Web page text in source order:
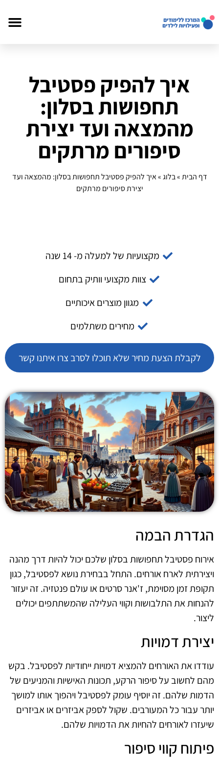
איך להפיק פסטיבל
תחפושות בסלון:
מהמצאה ועד יצירת
סיפורים מרתקים
דף הבית»בלוג»איך להפיק פסטיבל תחפושות בסלון: מהמצאה ועד
יצירת סיפורים מרתקים
מקצועיות של למעלה מ- 14 שנה
צוות מקצועי וותיק בתחום
מגוון מוצרים איכותיים
מחירים משתלמים
לקבלת הצעת מחיר שלא תוכלו לסרב צרו איתנו קשר
הגדרת הבמה
אירוח פסטיבל תחפושות בסלון שלכם יכול להיות דרך מהנה
ויצירתית לארח אורחים. התחל בבחירת נושא לפסטיבל, כגון
תקופת זמן מסוימת, ז'אנר סרטים או עולם פנטזיה. זה יעזור
להנחות את התלבושות וקווי העלילה שהמשתתפים יכולים
ליצור.
יצירת דמויות
עודדו את האורחים להמציא דמויות ייחודיות לפסטיבל. בקש
מהם לחשוב על סיפור הרקע, תכונות האישיות והמניעים של
הדמות שלהם. זה יוסיף עומק לפסטיבל ויהפוך אותו למושך
יותר עבור כל המעורבים. שקול לספק אביזרים או אביזרים
שיעזרו לאורחים להחיות את הדמויות שלהם.
פיתוח קווי סיפור